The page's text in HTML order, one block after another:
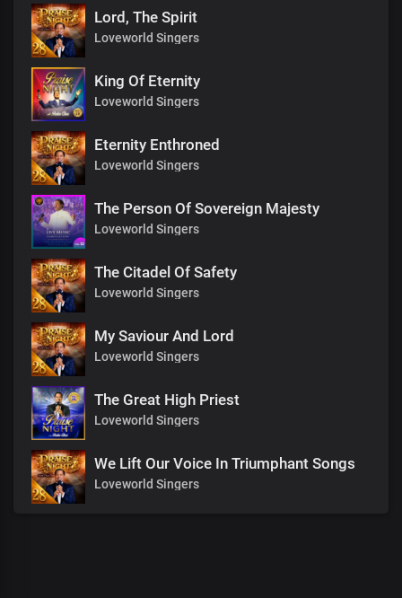
Lord, The Spirit
Loveworld Singers
King Of Eternity
Loveworld Singers
Eternity Enthroned
Loveworld Singers
The Person Of Sovereign Majesty
Loveworld Singers
The Citadel Of Safety
Loveworld Singers
My Saviour And Lord
Loveworld Singers
The Great High Priest
Loveworld Singers
We Lift Our Voice In Triumphant Songs
Loveworld Singers